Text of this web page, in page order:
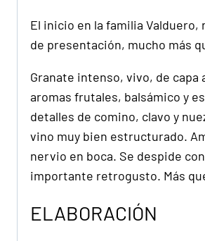
El inicio en la familia Valduero,
de presentación, mucho más
Granate intenso, vivo, de capa
aromas frutales, balsámico y
detalles de comino, clavo y
vino muy bien estructurado.
nervio en boca. Se despide
importante retrogusto. Más
ELABORACIÓN